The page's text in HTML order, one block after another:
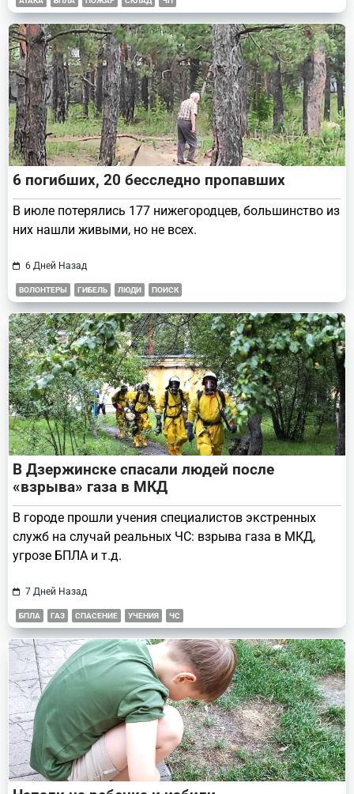
6 погибших, 20 бесследно пропавших
В июле потерялись 177 нижегородцев, большинство из
них нашли живыми, но не всех.
6 Дней Назад
ВОЛОНТЕРЫ ГИБЕЛЬ ЛЮДИ ПОИСК
В Дзержинске спасали людей после
«взрыва» газа в МКД
В городе прошли учения специалистов экстренных
служб на случай реальных ЧС: взрыва газа в МКД,
угрозе БПЛА и т.д.
7 Дней Назад
БПЛА ГАЗ СПАСЕНИЕ УЧЕНИЯ ЧС